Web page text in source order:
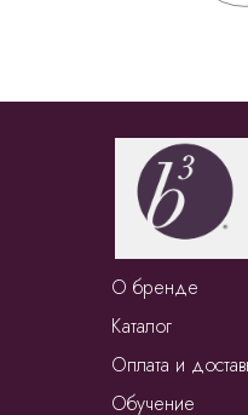
О бренде
Каталог
Оплата и
Обучение